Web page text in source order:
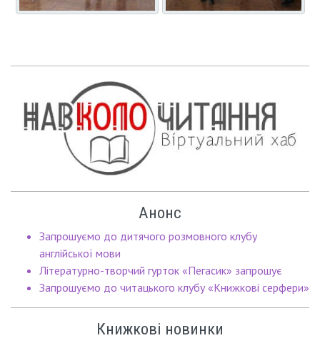
Анонс
Запрошуємо до дитячого розмовного клубу
англійської мови
Літературно-творчий гурток «Пегасик» запрошує
Запрошуємо до читацького клубу «Книжкові серфери»
Книжкові новинки